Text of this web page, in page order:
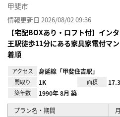
甲斐市
情報更新日 2026/08/02 09:36
【宅配BOXあり・ロフト付】イン
王駅徒歩11分にある家具家電付マ
着順
アクセス 身延線「甲斐住吉駅」
間取り 1K 面積
築年数 1990年 8月 築
プラン名・期間